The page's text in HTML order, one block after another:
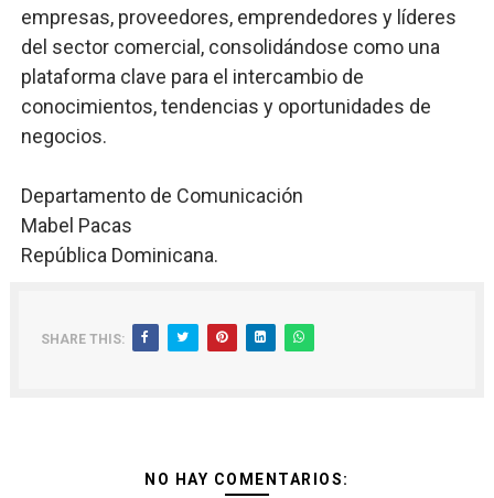
empresas, proveedores, emprendedores y líderes
del sector comercial, consolidándose como una
plataforma clave para el intercambio de
conocimientos, tendencias y oportunidades de
negocios.
Departamento de Comunicación
Mabel Pacas
República Dominicana.
SHARE THIS:
NO HAY COMENTARIOS: